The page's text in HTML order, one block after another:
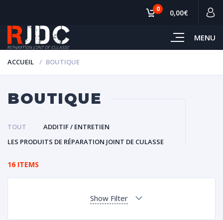
MENU
0 0,00€
ACCUEIL BOUTIQUE
BOUTIQUE
TOUT
ADDITIF / ENTRETIEN
LES PRODUITS DE RÉPARATION JOINT DE CULASSE
16 ITEMS
Show Filter